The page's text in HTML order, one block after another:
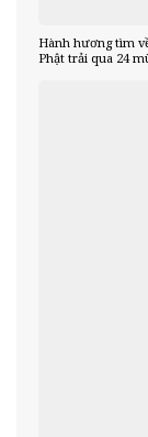
Hành hương tìm
Phật trải qua 24